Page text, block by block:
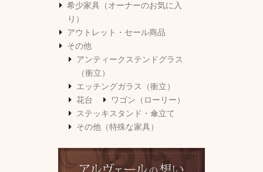
希少家具（オーナーのお気に入
り）
アウトレット・セール商品
その他
アンティークステンドグラス
（衝立）
エッチングガラス（衝立）
花台
ワゴン（ローリー）
ステッキスタンド・傘立て
その他（特殊な家具）